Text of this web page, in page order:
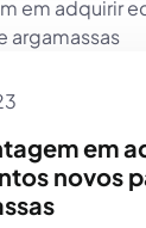
em
novos